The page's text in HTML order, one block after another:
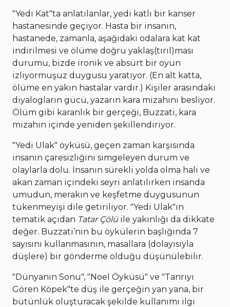
"Yedi Kat"ta anlatılanlar, yedi katlı bir kanser
hastanesinde geçiyor. Hasta bir insanın,
hastanede, zamanla, aşağıdaki odalara kat kat
indirilmesi ve ölüme doğru yaklaş(tırıl)ması
durumu, bizde ironik ve absürt bir oyun
izliyormuşuz duygusu yaratıyor. (En alt katta,
ölüme en yakın hastalar vardır.) Kişiler arasındaki
diyalogların gücü, yazarın kara mizahını besliyor.
Ölüm gibi karanlık bir gerçeği, Buzzati, kara
mizahın içinde yeniden şekillendiriyor.
"Yedi Ulak" öyküsü, geçen zaman karşısında
insanın çaresizliğini simgeleyen durum ve
olaylarla dolu. İnsanın sürekli yolda olma hali ve
akan zaman içindeki seyri anlatılırken insanda
umudun, merakın ve keşfetme duygusunun
tükenmeyişi dile getiriliyor. "Yedi Ulak"ın
tematik açıdan Tatar Çölü ile yakınlığı da dikkate
değer. Buzzati’nin bu öykülerin başlığında 7
sayısını kullanmasının, masallara (dolayısıyla
düşlere) bir gönderme olduğu düşünülebilir.
"Dünyanın Sonu", "Noel Öyküsü" ve "Tanrıyı
Gören Köpek"te düş ile gerçeğin yan yana, bir
bütünlük oluşturacak şekilde kullanımı ilgi